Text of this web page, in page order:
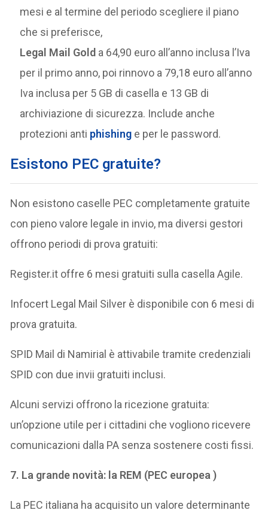
mesi e al termine del periodo scegliere il piano
che si preferisce,
Legal Mail Gold a 64,90 euro all’anno inclusa l’Iva
per il primo anno, poi rinnovo a 79,18 euro all’anno
Iva inclusa per 5 GB di casella e 13 GB di
archiviazione di sicurezza. Include anche
protezioni anti phishing e per le password.
Esistono PEC gratuite?
Non esistono caselle PEC completamente gratuite
con pieno valore legale in invio, ma diversi gestori
offrono periodi di prova gratuiti:
Register.it offre 6 mesi gratuiti sulla casella Agile.
Infocert Legal Mail Silver è disponibile con 6 mesi di
prova gratuita.
SPID Mail di Namirial è attivabile tramite credenziali
SPID con due invii gratuiti inclusi.
Alcuni servizi offrono la ricezione gratuita:
un’opzione utile per i cittadini che vogliono ricevere
comunicazioni dalla PA senza sostenere costi fissi.
7. La grande novità: la REM (PEC europea )
La PEC italiana ha acquisito un valore determinante